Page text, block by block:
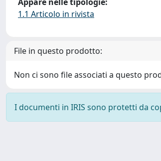
1.1 Articolo in rivista
File in questo prodotto:
Non ci sono file associati a questo
I documenti in IRIS sono protetti da